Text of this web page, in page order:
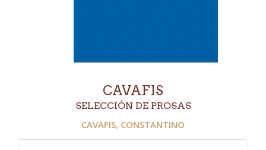
CAVAFIS
SELECCIÓN DE PROSAS
CAVAFIS, CONSTANTINO